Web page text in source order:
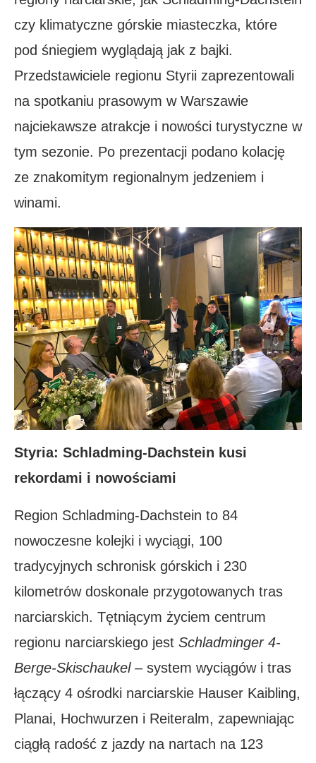
czy klimatyczne górskie miasteczka, które
pod śniegiem wyglądają jak z bajki.
Przedstawiciele regionu Styrii zaprezentowali
na spotkaniu prasowym w Warszawie
najciekawsze atrakcje i nowości turystyczne w
tym sezonie. Po prezentacji podano kolację
ze znakomitym regionalnym jedzeniem i
winami.
Styria: Schladming-Dachstein kusi
rekordami i nowościami
Region Schladming-Dachstein to 84
nowoczesne kolejki i wyciągi, 100
tradycyjnych schronisk górskich i 230
kilometrów doskonale przygotowanych tras
narciarskich. Tętniącym życiem centrum
regionu narciarskiego jest Schladminger 4-
Berge-Skischaukel– system wyciągów i tras
łączący 4 ośrodki narciarskie Hauser Kaibling,
Planai, Hochwurzen i Reiteralm, zapewniając
ciągłą radość z jazdy na nartach na 123